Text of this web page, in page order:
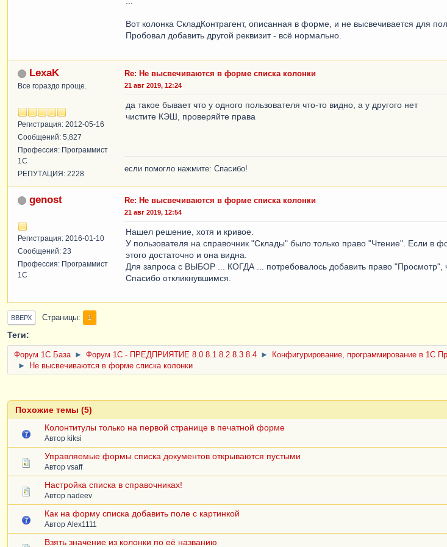
Вот колонка СкладКонтрагент, описанная в форме, и не высвечивается для
Пробовал добавить другой реквизит - всё нормально.
LexaK
Все гораздо проще.
Регистрация: 2012-05-16
Сообщений: 5,827
Профессия: Программист
1С
РЕПУТАЦИЯ: 2228
Re: Не высвечиваются в форме списка колонки
21 авг 2019, 12:24
да такое бывает что у одного пользователя что-то видно, а у другого нет
чистите КЭШ, проверяйте права
если помогло нажмите: Спасибо!
genost
Регистрация: 2016-01-10
Сообщений: 23
Профессия: Программист
1С
Re: Не высвечиваются в форме списка колонки
21 авг 2019, 12:54
Нашел решение, хотя и кривое.
У пользователя на справочник "Склады" было только право "Чтение". Если в
этого достаточно и она видна.
Для запроса с ВЫБОР ... КОГДА ... потребовалось добавить право "Просмотр",
Спасибо откликнувшимся.
ВВЕРХ Страницы 1
Теги:
Форум 1C База ► Форум 1С - ПРЕДПРИЯТИЕ 8.0 8.1 8.2 8.3 8.4 ►
Конфигурирование, программирование в 1С
►
Не высвечиваются в форме списка колонки
Похожие темы (5)
Колонтитулы только на первой странице в печатной форме
Автор kiksi
Управляемые формы списка документов открываются пустыми
Автор vsaff
Настройка списка в справочниках!
Автор nadeev
Как на форму списка добавить поле с картинкой
Автор Alex1111
Взять значение из колонки по её названию